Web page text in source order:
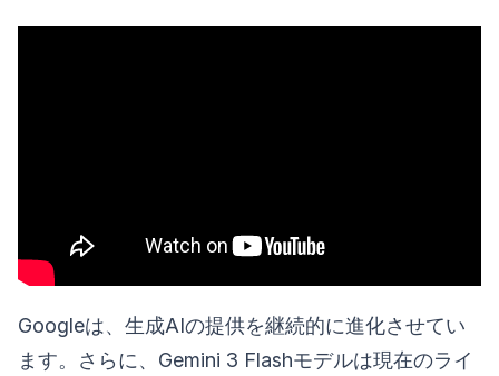
Googleは、生成AIの提供を継続的に進化させてい
ます。さらに、Gemini 3 Flashモデルは現在のライ